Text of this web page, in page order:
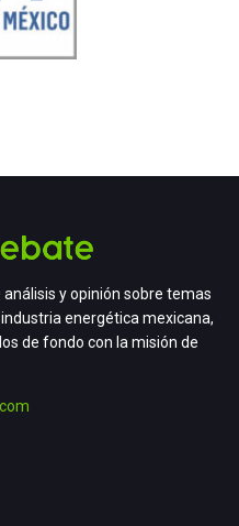
y opinión sobre temas
energética mexicana,
de fondo con la misión de